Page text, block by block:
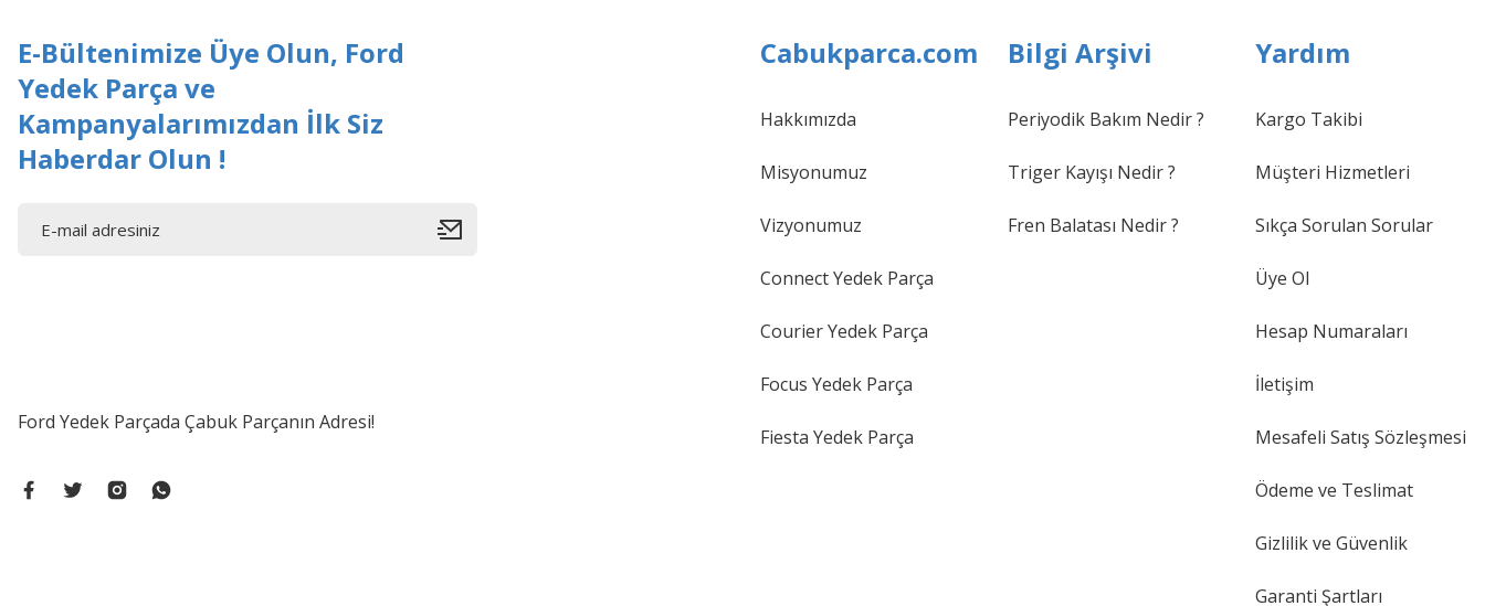
E-Bültenimize Üye Olun, Ford
Yedek Parça ve
Kampanyalarımızdan İlk Siz
Haberdar Olun !
Ford Yedek Parçada Çabuk Parçanın Adresi!
Cabukparca.com
Hakkımızda
Misyonumuz
Vizyonumuz
Connect Yedek Parça
Courier Yedek Parça
Focus Yedek Parça
Fiesta Yedek Parça
Bilgi Arşivi
Periyodik Bakım Nedir ?
Triger Kayışı Nedir ?
Fren Balatası Nedir ?
Yardım
Kargo Takibi
Müşteri Hizmetleri
Sıkça Sorulan Sorular
Üye Ol
Hesap Numaraları
İletişim
Mesafeli Satış Sözleşmesi
Ödeme ve Teslimat
Gizlilik ve Güvenlik
Garanti Şartları